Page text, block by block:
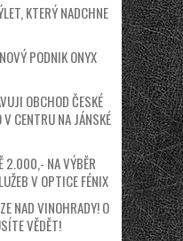
KTERÝ NADCHNE
PODNIK ONYX
OBCHOD ČESKÉ
CENTRU NA JÁNSKÉ
2.000,- NA VÝBĚR
V OPTICE FÉNIX
NAD VINOHRADY! O
VĚDĚT!